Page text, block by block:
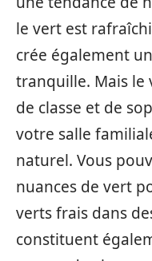
le vert est
crée également
tranquille. Mais le
de classe et de
votre salle
naturel. Vous
nuances de vert
verts frais dans
constituent